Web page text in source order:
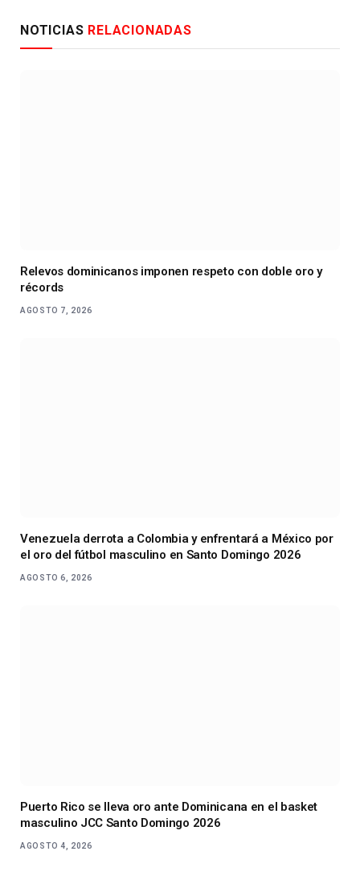
NOTICIAS RELACIONADAS
Relevos dominicanos imponen respeto con doble oro y
récords
AGOSTO 7, 2026
Venezuela derrota a Colombia y enfrentará a México por
el oro del fútbol masculino en Santo Domingo 2026
AGOSTO 6, 2026
Puerto Rico se lleva oro ante Dominicana en el basket
masculino JCC Santo Domingo 2026
AGOSTO 4, 2026